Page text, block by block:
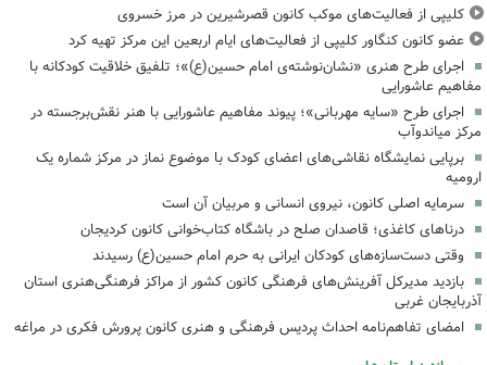
کلیپی از فعالیت‌های موکب کانون قصرشیرین در مرز خسروی
عضو کانون کنگاور کلیپی از فعالیت‌های ایام اربعین این مرکز تهیه کرد
اجرای طرح هنری «نشان‌نوشته‌ی امام حسین(ع)»؛ تلفیق خلاقیت کودکانه با
مفاهیم عاشورایی
اجرای طرح «سایه مهربانی»؛ پیوند مفاهیم عاشورایی با هنر نقش‌برجسته در
مرکز میاندوآب
برپایی نمایشگاه نقاشی‌های اعضای کودک با موضوع نماز در مرکز شماره یک
ارومیه
سرمایه اصلی کانون، نیروی انسانی و مربیان آن است
درناهای کاغذی؛ قاصدان صلح در باشگاه کتاب‌خوانی کانون کردیجان
وقتی دست‌سازه‌های کودکان ایرانی به حرم امام حسین(ع) رسیدند
بازدید مدیرکل آفرینش‌های فرهنگی کانون کشور از مراکز فرهنگی‌هنری استان
آذربایجان غربی
امضای تفاهم‌نامه احداث پردیس فرهنگی و هنری کانون پرورش فکری در مراغه